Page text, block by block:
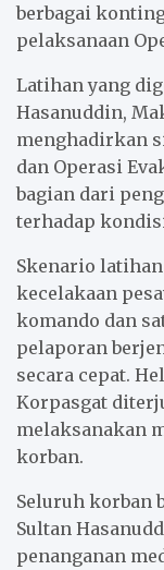
berbagai
pelaksanaan
Latihan yang
Hasanuddin,
menghadirkan
dan Operasi
bagian dari
terhadap
Skenario
kecelakaan
komando dan
pelaporan
secara cepat.
Korpasgat
melaksanakan
korban.
Seluruh korban
Sultan
penanganan